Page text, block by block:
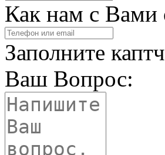
Как нам с Вами
Заполните
Ваш Вопрос: